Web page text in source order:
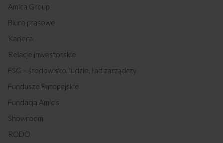
Darmowy odbiór
Amica Group
Biuro prasowe
Kariera
Relacje inwestorskie
ESG – środowisko, ludzie, ład zarządczy
Fundusze Europejskie
Fundacja Amicis
Showroom
RODO